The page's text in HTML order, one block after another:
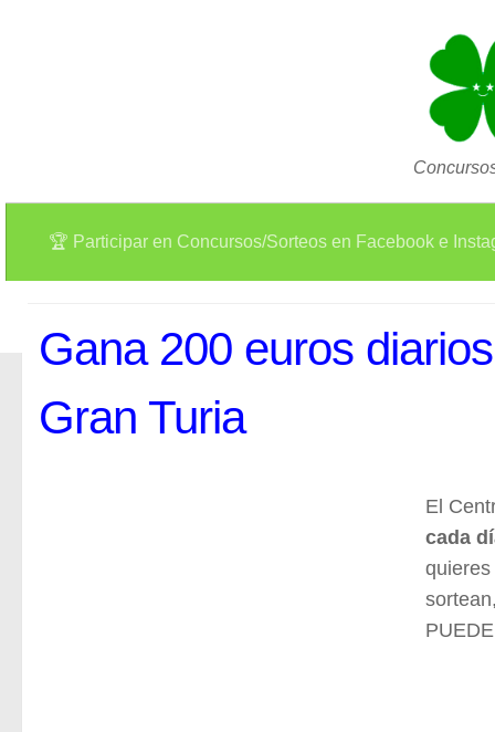
🏆 Participar en Concursos/Sorteos en Facebook e
Gana 200 euros
Gran Turia
El
cada